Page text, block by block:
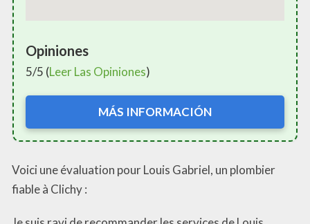
Opiniones
5/5 (Leer Las Opiniones)
MÁS INFORMACIÓN
Voici une évaluation pour Louis Gabriel, un plombier
fiable à Clichy :